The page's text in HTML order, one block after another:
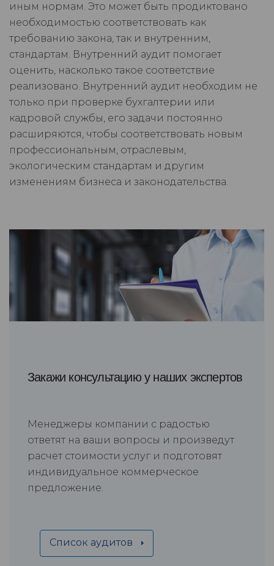
иным нормам. Это может быть продиктовано
необходимостью соответствовать как
требованию закона, так и внутренним,
стандартам. Внутренний аудит помогает
оценить, насколько такое соответствие
реализовано. Внутренний аудит необходим не
только при проверке бухгалтерии или
кадровой службы, его задачи постоянно
расширяются, чтобы соответствовать новым
профессиональным, отраслевым,
экологическим стандартам и другим
изменениям бизнеса и законодательства.
Закажи консультацию у наших экспертов
Менеджеры компании с радостью
ответят на ваши вопросы и произведут
расчет стоимости услуг и подготовят
индивидуальное коммерческое
предложение.
Список аудитов